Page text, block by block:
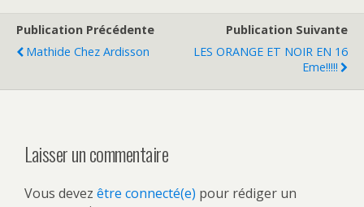
Publication Précédente
Mathide Chez Ardisson
Publication Suivante
LES ORANGE ET NOIR EN 16
Eme!!!!!
Laisser un commentaire
Vous devez être connecté(e) pour rédiger un